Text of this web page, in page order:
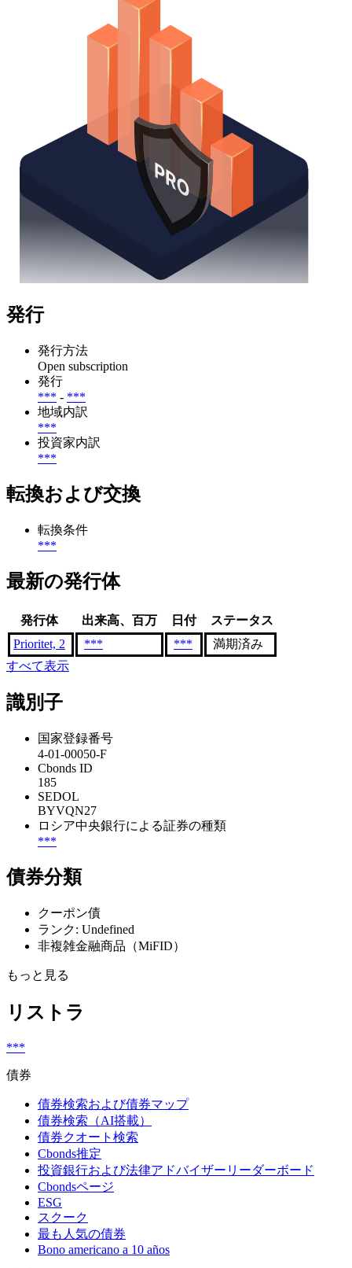
発行
発行方法
Open subscription
発行
*** - ***
地域内訳
***
投資家内訳
***
転換および交換
転換条件
***
最新の発行体
発行体 出来高、百万 日付
ステータス
Prioritet, 2
*** ***
満期済み
すべて表示
識別子
国家登録番号
4-01-00050-F
Cbonds ID
185
SEDOL
BYVQN27
ロシア中央銀行による証券の種類
***
債券分類
クーポン債
ランク: Undefined
非複雑金融商品（MiFID）
もっと見る
リストラ
***
債券
債券検索および債券マップ
債券検索（AI搭載）
債券クオート検索
Cbonds推定
投資銀行および法律アドバイザーリーダーボード
Cbondsページ
ESG
スクーク
最も人気の債券
Bono americano a 10 años